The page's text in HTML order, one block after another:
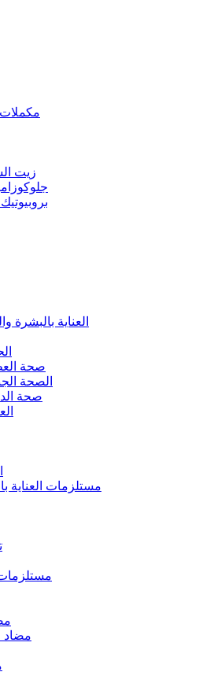
زيت
بروبيوتيك
العناية بالبشرة
صحة
الصحة
صحة
مستلزمات العناية
مستلزمات
مضاد